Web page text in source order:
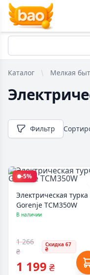
Каталог Мелкая
Фильтр
-5%
Электрическая турка
Gorenje TCM350W
В наличии
1 266
₴
Скидка 67
₴
1 199 ₴